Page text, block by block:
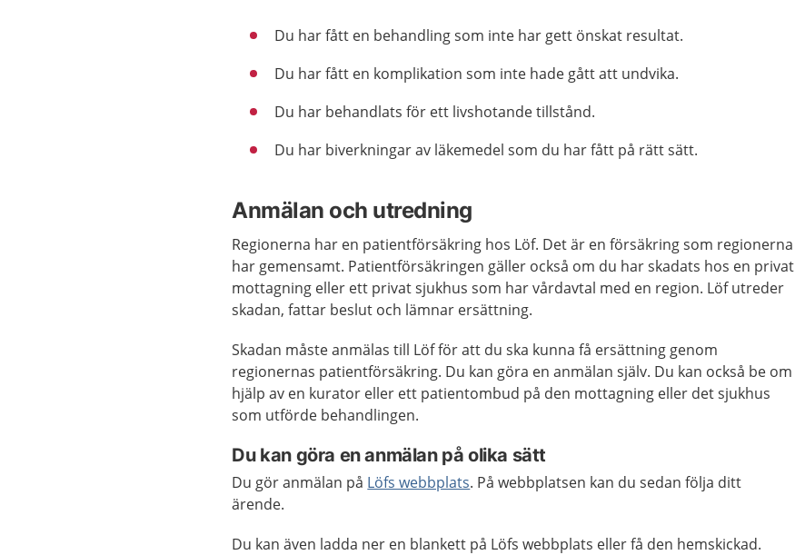
Du har fått en behandling som inte har gett önskat resultat.
Du har fått en komplikation som inte hade gått att undvika.
Du har behandlats för ett livshotande tillstånd.
Du har biverkningar av läkemedel som du har fått på rätt sätt.
Anmälan och utredning
Regionerna har en patientförsäkring hos Löf. Det är en försäkring som regionerna
har gemensamt. Patientförsäkringen gäller också om du har skadats hos en privat
mottagning eller ett privat sjukhus som har vårdavtal med en region. Löf utreder
skadan, fattar beslut och lämnar ersättning.
Skadan måste anmälas till Löf för att du ska kunna få ersättning genom
regionernas patientförsäkring. Du kan göra en anmälan själv. Du kan också be om
hjälp av en kurator eller ett patientombud på den mottagning eller det sjukhus
som utförde behandlingen.
Du kan göra en anmälan på olika sätt
Du gör anmälan på Löfs webbplats. På webbplatsen kan du sedan följa ditt
ärende.
Du kan även ladda ner en blankett på Löfs webbplats eller få den hemskickad.